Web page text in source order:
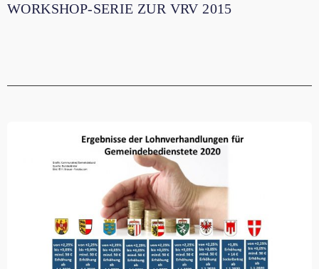
WORKSHOP-SERIE ZUR VRV 2015